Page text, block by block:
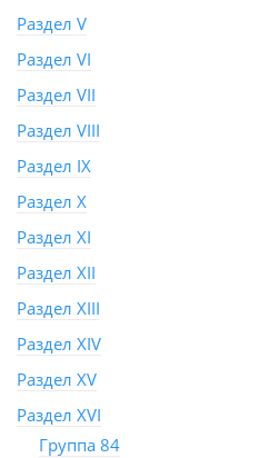
Раздел V
Раздел VI
Раздел VII
Раздел VIII
Раздел IX
Раздел X
Раздел XI
Раздел XII
Раздел XIII
Раздел XIV
Раздел XV
Раздел XVI
Группа 84